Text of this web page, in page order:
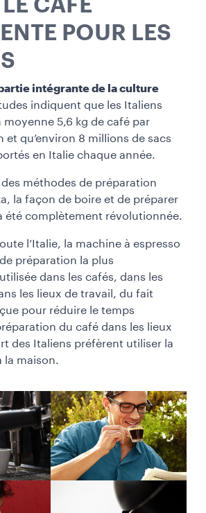
CAFÉ
POUR LES
intégrante de la culture
indiquent que les Italiens
5,6 kg de café par
et qu’environ 8 millions de sacs
en Italie chaque année.
des méthodes de préparation
la façon de boire et de préparer
été complètement révolutionnée.
l’Italie, la machine à espresso
préparation la plus
dans les cafés, dans les
les lieux de travail, du fait
pour réduire le temps
du café dans les lieux
des Italiens préfèrent utiliser la
la maison.